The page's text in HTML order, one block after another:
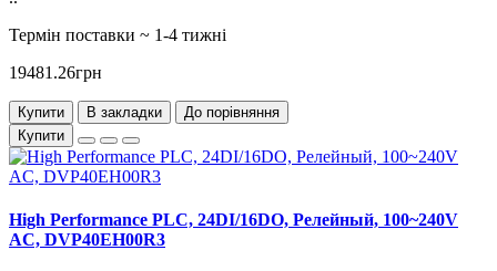
Термін поставки ~ 1-4 тижні
19481.26грн
Купити В закладки
До порівняння
Купити
High Performance PLC, 24DI/16DO, Релейный, 100~240V
AC, DVP40EH00R3